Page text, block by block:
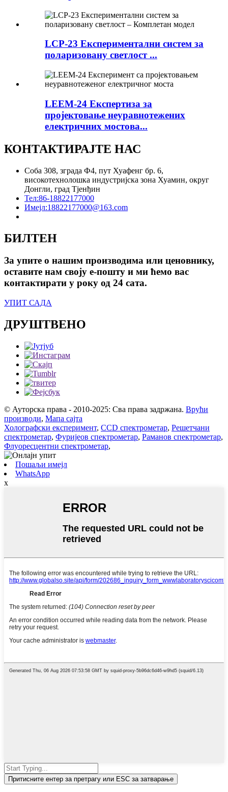
LCP-23 Експериментални систем за
поларизовану светлост ...
LEEM-24 Експертиза за
пројектовање неуравнотежених
електричних мостова...
КОНТАКТИРАЈТЕ НАС
Соба 308, зграда Ф4, пут Хуафенг бр. 6,
високотехнолошка индустријска зона Хуамин, округ
Донгли, град Тјенђин
Тел:86-18822177000
Имејл:18822177000@163.com
БИЛТЕН
За упите о нашим производима или ценовнику,
оставите нам своју е-пошту и ми ћемо вас
контактирати у року од 24 сата.
УПИТ САДА
ДРУШТВЕНО
© Ауторска права - 2010-2025: Сва права задржана. Врући
производи, Мапа сајта
Холографски експеримент, CCD спектрометар, Решетчани
спектрометар, Фуријеов спектрометар, Раманов спектрометар,
Флуоресцентни спектрометар,
Пошаљи имејл
WhatsApp
x
Притисните ентер за претрагу или ESC за затварање